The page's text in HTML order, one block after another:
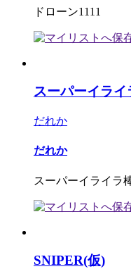
ドローン1111
スーパーイライ
だれか
だれか
スーパーイライラ
SNIPER(仮)